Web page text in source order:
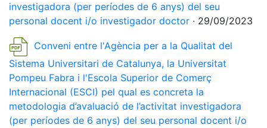
investigadora (per períodes de 6 anys) del seu
personal docent i/o investigador doctor · 29/09/2023
Conveni entre l'Agència per a la Qualitat del
Sistema Universitari de Catalunya, la Universitat
Pompeu Fabra i l'Escola Superior de Comerç
Internacional (ESCI) pel qual es concreta la
metodologia d’avaluació de l’activitat investigadora
(per períodes de 6 anys) del seu personal docent i/o